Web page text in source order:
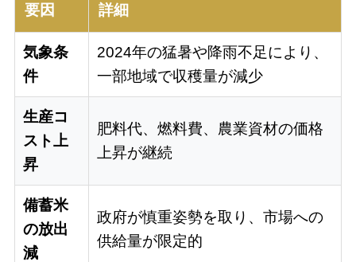
要因 詳細
気象条
件
2024年の猛暑や降雨不足により、
一部地域で収穫量が減少
生産コ
スト上
昇
肥料代、燃料費、農業資材の価格
上昇が継続
備蓄米
の放出
減
政府が慎重姿勢を取り、市場への
供給量が限定的